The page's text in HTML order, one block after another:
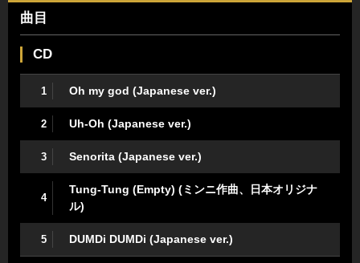
曲目
CD
1 Oh my god (Japanese ver.)
2 Uh-Oh (Japanese ver.)
3 Senorita (Japanese ver.)
4
Tung-Tung (Empty) (ミンニ作曲、日本オリジナ
ル)
5 DUMDi DUMDi (Japanese ver.)